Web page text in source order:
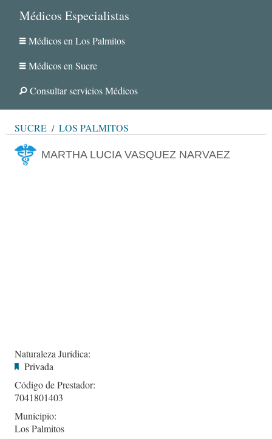
Médicos Especialistas
Médicos en Los Palmitos
Médicos en Sucre
Consultar servicios Médicos
SUCRE LOS PALMITOS
MARTHA LUCIA VASQUEZ NARVAEZ
Naturaleza Jurídica:
Privada
Código de Prestador:
7041801403
Municipio:
Los Palmitos